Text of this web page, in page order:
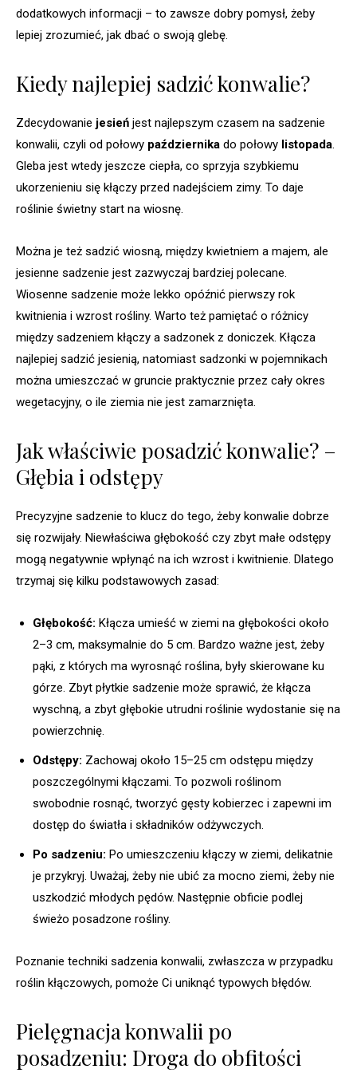
dodatkowych informacji – to zawsze dobry pomysł, żeby
lepiej zrozumieć, jak dbać o swoją glebę.
Kiedy najlepiej sadzić konwalie?
Zdecydowanie jesień jest najlepszym czasem na sadzenie
konwalii, czyli od połowy października do połowy listopada.
Gleba jest wtedy jeszcze ciepła, co sprzyja szybkiemu
ukorzenieniu się kłączy przed nadejściem zimy. To daje
roślinie świetny start na wiosnę.
Można je też sadzić wiosną, między kwietniem a majem, ale
jesienne sadzenie jest zazwyczaj bardziej polecane.
Wiosenne sadzenie może lekko opóźnić pierwszy rok
kwitnienia i wzrost rośliny. Warto też pamiętać o różnicy
między sadzeniem kłączy a sadzonek z doniczek. Kłącza
najlepiej sadzić jesienią, natomiast sadzonki w pojemnikach
można umieszczać w gruncie praktycznie przez cały okres
wegetacyjny, o ile ziemia nie jest zamarznięta.
Jak właściwie posadzić konwalie? –
Głębia i odstępy
Precyzyjne sadzenie to klucz do tego, żeby konwalie dobrze
się rozwijały. Niewłaściwa głębokość czy zbyt małe odstępy
mogą negatywnie wpłynąć na ich wzrost i kwitnienie. Dlatego
trzymaj się kilku podstawowych zasad:
Głębokość: Kłącza umieść w ziemi na głębokości około
2–3 cm, maksymalnie do 5 cm. Bardzo ważne jest, żeby
pąki, z których ma wyrosnąć roślina, były skierowane ku
górze. Zbyt płytkie sadzenie może sprawić, że kłącza
wyschną, a zbyt głębokie utrudni roślinie wydostanie się na
powierzchnię.
Odstępy: Zachowaj około 15–25 cm odstępu między
poszczególnymi kłączami. To pozwoli roślinom
swobodnie rosnąć, tworzyć gęsty kobierzec i zapewni im
dostęp do światła i składników odżywczych.
Po sadzeniu: Po umieszczeniu kłączy w ziemi, delikatnie
je przykryj. Uważaj, żeby nie ubić za mocno ziemi, żeby nie
uszkodzić młodych pędów. Następnie obficie podlej
świeżo posadzone rośliny.
Poznanie techniki sadzenia konwalii, zwłaszcza w przypadku
roślin kłączowych, pomoże Ci uniknąć typowych błędów.
Pielęgnacja konwalii po
posadzeniu: Droga do obfitości